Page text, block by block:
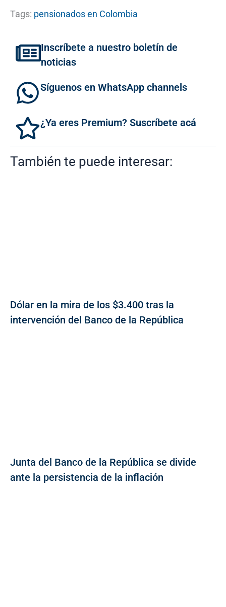
Tags: pensionados en Colombia
Inscríbete a nuestro boletín de
noticias
Síguenos en WhatsApp channels
¿Ya eres Premium? Suscríbete acá
También te puede interesar:
Dólar en la mira de los $3.400 tras la
intervención del Banco de la República
Junta del Banco de la República se divide
ante la persistencia de la inflación